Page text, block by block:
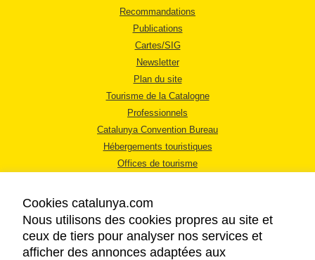
Recommandations
Publications
Cartes/SIG
Newsletter
Plan du site
Tourisme de la Catalogne
Professionnels
Catalunya Convention Bureau
Hébergements touristiques
Offices de tourisme
Cookies catalunya.com
Nous utilisons des cookies propres au site et
ceux de tiers pour analyser nos services et
afficher des annonces adaptées aux